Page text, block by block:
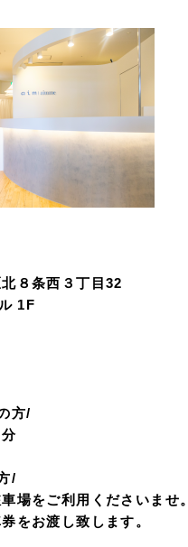
８条西３丁目32
1F
方/
/
場をご利用くださいませ。
をお渡し致します。